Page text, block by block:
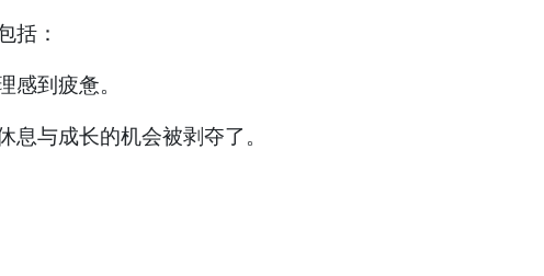
括：
到疲惫。
与成长的机会被剥夺了。